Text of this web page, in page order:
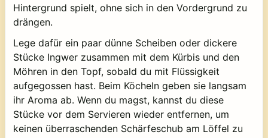
Hintergrund spielt, ohne sich in den Vordergrund zu
drängen.
Lege dafür ein paar dünne Scheiben oder dickere
Stücke Ingwer zusammen mit dem Kürbis und den
Möhren in den Topf, sobald du mit Flüssigkeit
aufgegossen hast. Beim Köcheln geben sie langsam
ihr Aroma ab. Wenn du magst, kannst du diese
Stücke vor dem Servieren wieder entfernen, um
keinen überraschenden Schärfeschub am Löffel zu